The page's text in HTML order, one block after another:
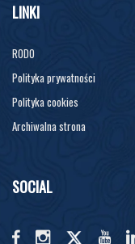
LINKI
RODO
Polityka prywatności
Polityka cookies
Archiwalna strona
SOCIAL